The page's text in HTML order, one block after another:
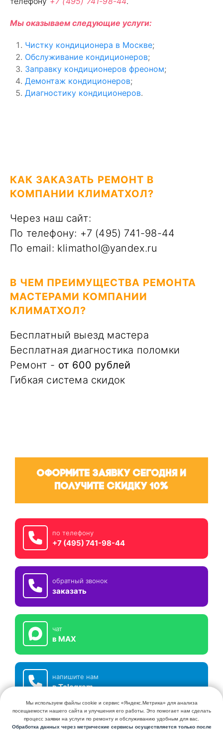
Мы оказываем следующие услуги:
Чистку кондиционера в Москве;
Обслуживание кондиционеров;
Заправку кондиционеров фреоном;
Демонтаж кондиционеров;
Диагностику кондиционеров.
КАК ЗАКАЗАТЬ РЕМОНТ В
КОМПАНИИ КЛИМАТХОЛ?
Через наш сайт:
По телефону: +7 (495) 741-98-44
По email: klimathol@yandex.ru
В ЧЕМ ПРЕИМУЩЕСТВА РЕМОНТА
МАСТЕРАМИ КОМПАНИИ
КЛИМАТХОЛ?
Бесплатный выезд мастера
Бесплатная диагностика поломки
Ремонт - от 600 рублей
Гибкая система скидок
Оформите заявку сегодня и
получите скидку 10%
по телефону
+7 (495) 741-98-44
обратный звонок
заказать
чат
в MAX
напишите нам
в Telegram